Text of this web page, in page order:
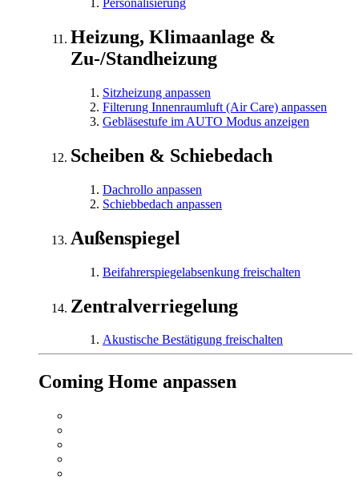
Personalisierung
Heizung, Klimaanlage &
Zu-/Standheizung
Sitzheizung anpassen
Filterung Innenraumluft (Air Care) anpassen
Gebläsestufe im AUTO Modus anzeigen
Scheiben & Schiebedach
Dachrollo anpassen
Schiebbedach anpassen
Außenspiegel
Beifahrerspiegelabsenkung freischalten
Zentralverriegelung
Akustische Bestätigung freischalten
Coming Home anpassen